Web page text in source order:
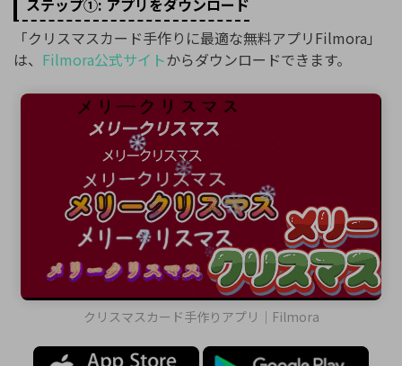
ステップ①: アプリをダウンロード
「クリスマスカード手作りに最適な無料アプリFilmora」
は、 Filmora公式サイトからダウンロードできます。
クリスマスカード手作りアプリ｜Filmora